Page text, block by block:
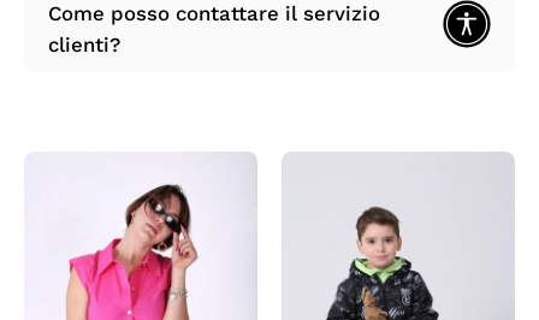
Come posso contattare il servizio
clienti?